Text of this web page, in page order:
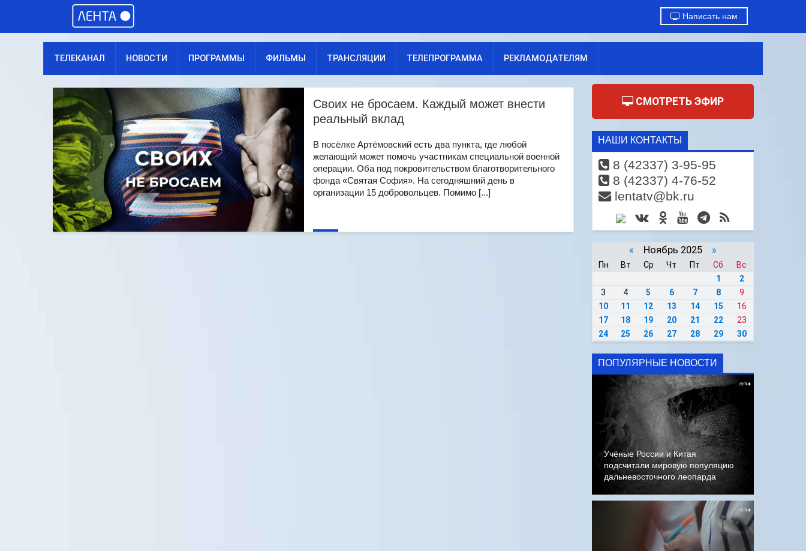
Написать нам
ТЕЛЕКАНАЛ НОВОСТИ ПРОГРАММЫ ФИЛЬМЫ ТРАНСЛЯЦИИ ТЕЛЕПРОГРАММА РЕКЛАМОДАТЕЛЯМ
Своих не бросаем. Каждый может внести
реальный вклад
В посёлке Артёмовский есть два пункта, где любой
желающий может помочь участникам специальной военной
операции. Оба под покровительством благотворительного
фонда «Святая София». На сегодняшний день в
организации 15 добровольцев. Помимо [...]
СМОТРЕТЬ ЭФИР
НАШИ КОНТАКТЫ
8 (42337) 3-95-95
8 (42337) 4-76-52
lentatv@bk.ru
« Ноябрь 2025 »
Пн Вт Ср Чт Пт Сб
Вс
1
2
3
4 5 6 7 8
9
10
11 12 13 14 15
16
17
18 19 20 21 22
23
24
25 26 27 28 29 30
ПОПУЛЯРНЫЕ НОВОСТИ
Учёные России и Китая
подсчитали мировую популяцию
дальневосточного леопарда